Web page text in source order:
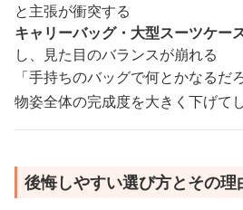
と主張が衝突する
キャリーバッグ・大型スーツケー
し、見た目のバランスが崩れる
「手持ちのバッグで何とかなるだ
物姿全体の完成度を大きく下げて
後悔しやすい選び方とその理